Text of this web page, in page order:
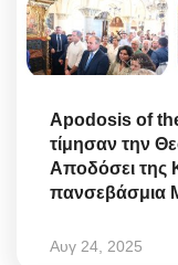
Apodosis of
τίμησαν την
Αποδόσει της
πανσεβάσμια
Αυγ 24, 2025